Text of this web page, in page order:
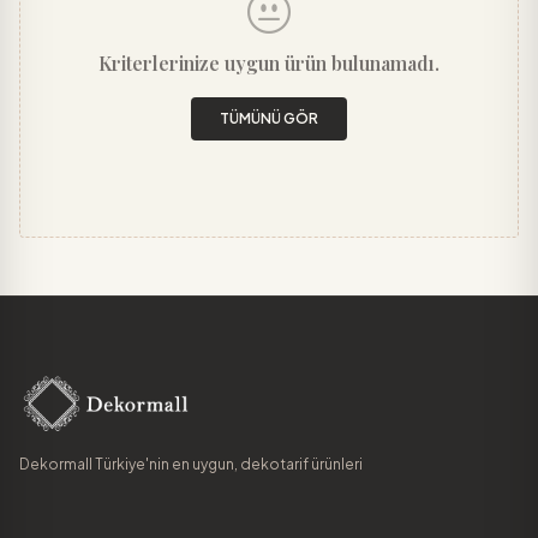
Kriterlerinize uygun ürün bulunamadı.
TÜMÜNÜ GÖR
Dekormall Türkiye'nin en uygun, dekotarif ürünleri